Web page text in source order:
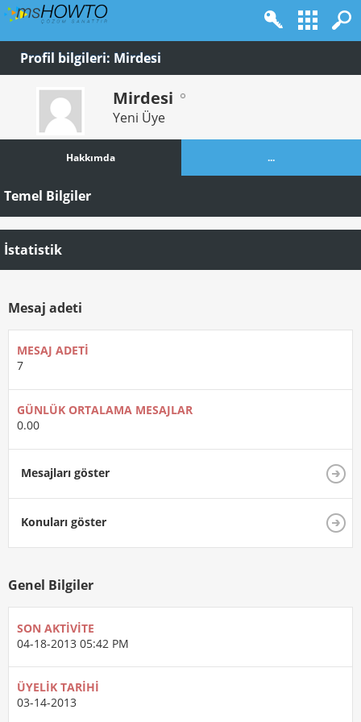
Profil bilgileri: Mirdesi
Mirdesi
Yeni Üye
Hakkımda ...
Temel Bilgiler
İstatistik
Mesaj adeti
MESAJ ADETI
7
GÜNLÜK ORTALAMA MESAJLAR
0.00
Mesajları göster
Konuları göster
Genel Bilgiler
SON AKTIVITE
04-18-2013 05:42 PM
ÜYELIK TARIHI
03-14-2013